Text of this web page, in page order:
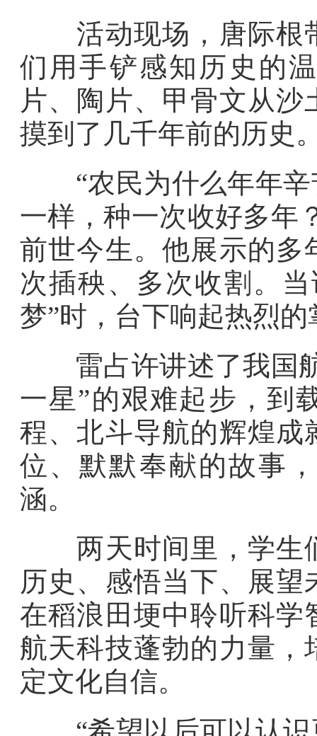
活动现场，唐际根
们用手铲感知历史的
片、陶片、甲骨文从
摸到了几千年前的历史
“农民为什么年年辛
一样，种一次收好多年
前世今生。他展示的多
次插秧、多次收割。
梦”时，台下响起热烈的
雷占许讲述了我国航
一星”的艰难起步，到
程、北斗导航的辉煌成
位、默默奉献的故事
涵。
两天时间里，学生
历史、感悟当下、展
在稻浪田埂中聆听科学
航天科技蓬勃的力量，
定文化自信。